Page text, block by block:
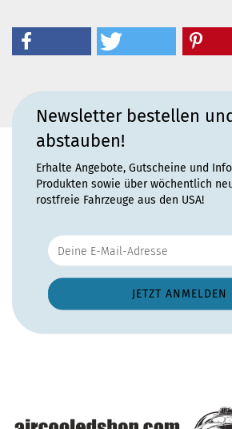
Newsletter bestellen
abstauben!
Erhalte Angebote, Gutscheine und
Produkten sowie über wöchentlich
rostfreie Fahrzeuge aus den USA!